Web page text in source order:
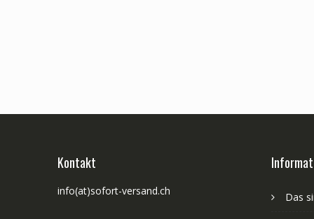
Kontakt
info(at)sofort-versand.ch Das